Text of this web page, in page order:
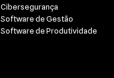
Cibersegurança
Software de Gestão
Software de Produtividade